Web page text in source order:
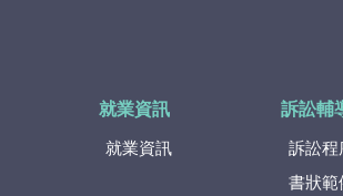
就業資訊
就業資訊
訴訟輔
訴訟程
書狀範